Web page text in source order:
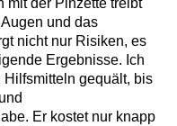
und das
nicht nur Risiken, es
Ergebnisse. Ich
gequält, bis
Er kostet nur knapp